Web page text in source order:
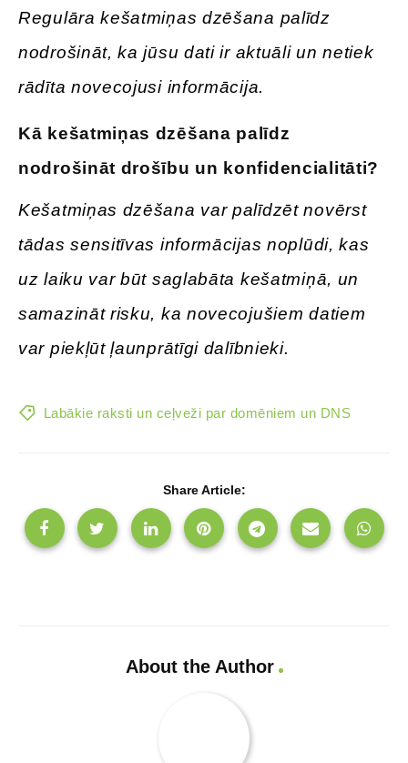
Regulāra kešatmiņas dzēšana palīdz
nodrošināt, ka jūsu dati ir aktuāli un netiek
rādīta novecojusi informācija.
Kā kešatmiņas dzēšana palīdz
nodrošināt drošību un konfidencialitāti?
Kešatmiņas dzēšana var palīdzēt novērst
tādas sensitīvas informācijas noplūdi, kas
uz laiku var būt saglabāta kešatmiņā, un
samazināt risku, ka novecojušiem datiem
var piekļūt ļaunprātīgi dalībnieki.
Labākie raksti un ceļveži par domēniem un DNS
Share Article:
About the Author